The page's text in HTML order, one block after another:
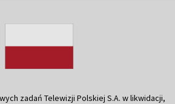
zadań Telewizji Polskiej S.A. w likwidacji,